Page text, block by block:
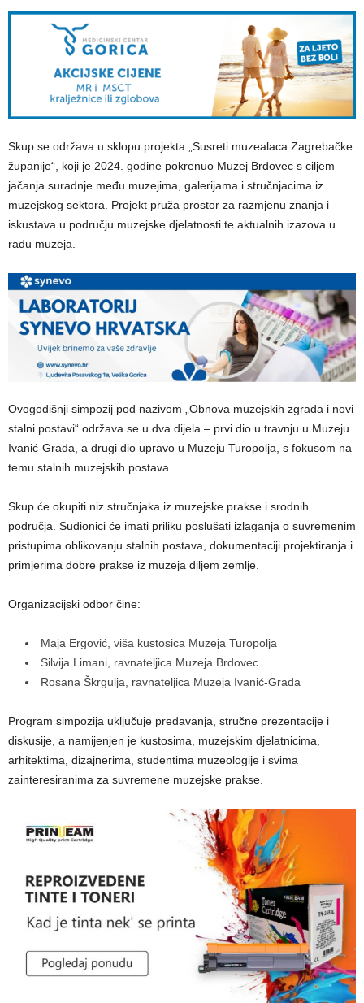
Skup se održava u sklopu projekta „Susreti muzealaca Zagrebačke
županije“, koji je 2024. godine pokrenuo Muzej Brdovec s ciljem
jačanja suradnje među muzejima, galerijama i stručnjacima iz
muzejskog sektora. Projekt pruža prostor za razmjenu znanja i
iskustava u području muzejske djelatnosti te aktualnih izazova u
radu muzeja.
Ovogodišnji simpozij pod nazivom „Obnova muzejskih zgrada i novi
stalni postavi“ održava se u dva dijela – prvi dio u travnju u Muzeju
Ivanić-Grada, a drugi dio upravo u Muzeju Turopolja, s fokusom na
temu stalnih muzejskih postava.
Skup će okupiti niz stručnjaka iz muzejske prakse i srodnih
područja. Sudionici će imati priliku poslušati izlaganja o suvremenim
pristupima oblikovanju stalnih postava, dokumentaciji projektiranja i
primjerima dobre prakse iz muzeja diljem zemlje.
Organizacijski odbor čine:
Maja Ergović, viša kustosica Muzeja Turopolja
Silvija Limani, ravnateljica Muzeja Brdovec
Rosana Škrgulja, ravnateljica Muzeja Ivanić-Grada
Program simpozija uključuje predavanja, stručne prezentacije i
diskusije, a namijenjen je kustosima, muzejskim djelatnicima,
arhitektima, dizajnerima, studentima muzeologije i svima
zainteresiranima za suvremene muzejske prakse.